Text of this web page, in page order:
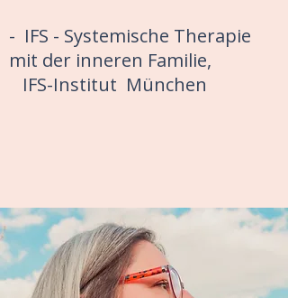
- IFS - Systemische Therapie
mit der inneren Familie,
IFS-Institut München